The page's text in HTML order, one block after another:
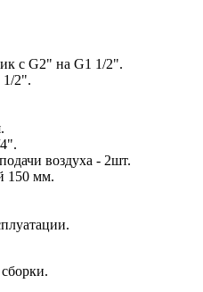
с G2" на G1 1/2".
1/2".
воздуха - 2шт.
150 мм.